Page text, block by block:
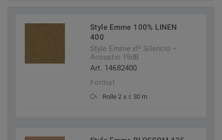
Style Emme 100% LINEN
400
Style Emme xf² Silencio –
Acoustic 19dB
Art. 14682400
Format
Rolle 2 x ≤ 30 m